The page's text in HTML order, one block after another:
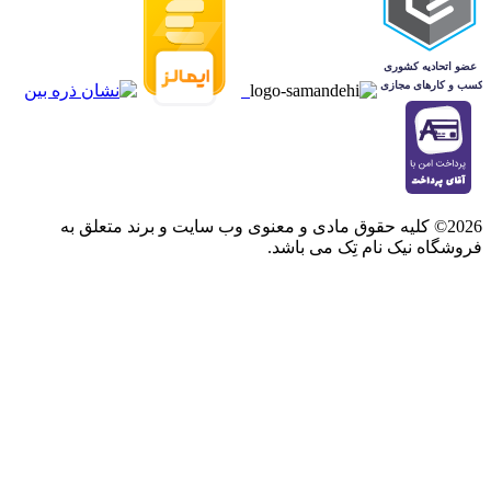
2026© کلیه حقوق مادی و معنوی وب سایت و برند متعلق به
فروشگاه نیک نام تِک می باشد.